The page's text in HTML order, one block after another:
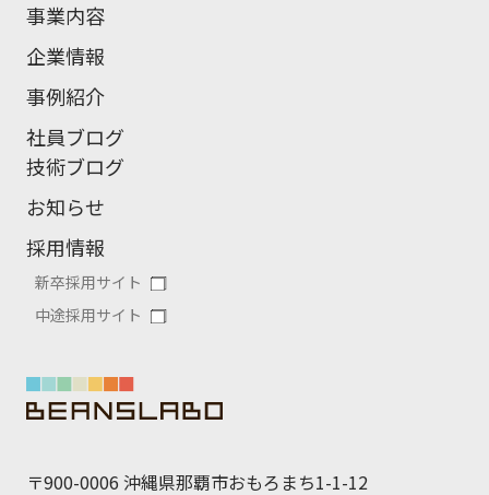
事業内容
企業情報
事例紹介
社員ブログ
技術ブログ
お知らせ
採用情報
新卒採用サイト
中途採用サイト
〒900-0006 沖縄県那覇市おもろまち1-1-12